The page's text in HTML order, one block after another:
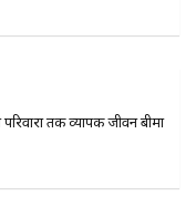
तक व्यापक जीवन बीमा